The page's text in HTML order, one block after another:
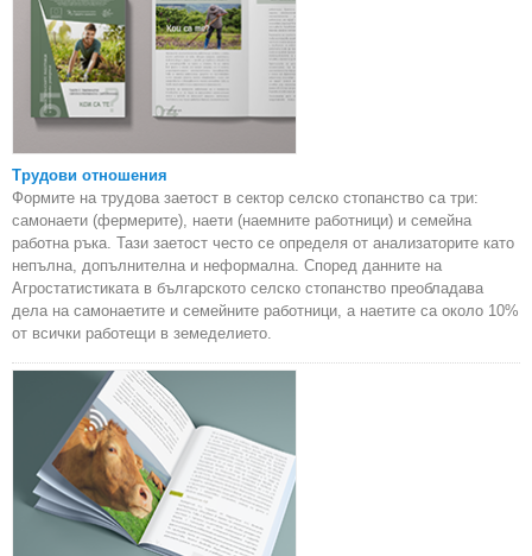
Трудови отношения
Формите на трудова заетост в сектор селско стопанство са три:
самонаети (фермерите), наети (наемните работници) и семейна
работна ръка. Тази заетост често се определя от анализаторите като
непълна, допълнителна и неформална. Според данните на
Агростатистиката в българското селско стопанство преобладава
дела на самонаетите и семейните работници, а наетите са около 10%
от всички работещи в земеделието.